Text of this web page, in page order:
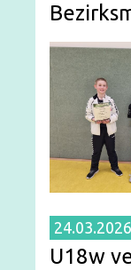
24.03.2026
U18w